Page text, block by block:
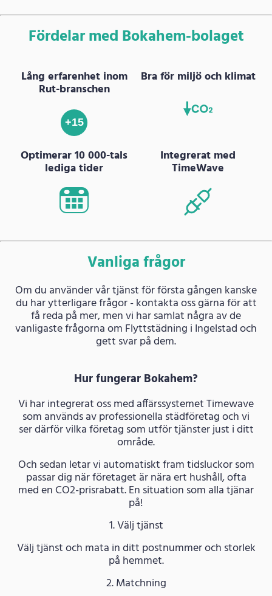
Fördelar med Bokahem-bolaget
Lång erfarenhet inom
Rut-branschen
+15
Bra för miljö och klimat
Optimerar 10 000-tals
lediga tider
Integrerat med
TimeWave
Vanliga frågor
Om du använder vår tjänst för första gången kanske
du har ytterligare frågor - kontakta oss gärna för att
få reda på mer, men vi har samlat några av de
vanligaste frågorna om Flyttstädning i Ingelstad och
gett svar på dem.
Hur fungerar Bokahem?
Vi har integrerat oss med affärssystemet Timewave
som används av professionella städföretag och vi
ser därför vilka företag som utför tjänster just i ditt
område.
Och sedan letar vi automatiskt fram tidsluckor som
passar dig när företaget är nära ert hushåll, ofta
med en CO2-prisrabatt. En situation som alla tjänar
på!
1. Välj tjänst
Välj tjänst och mata in ditt postnummer och storlek
på hemmet.
2. Matchning